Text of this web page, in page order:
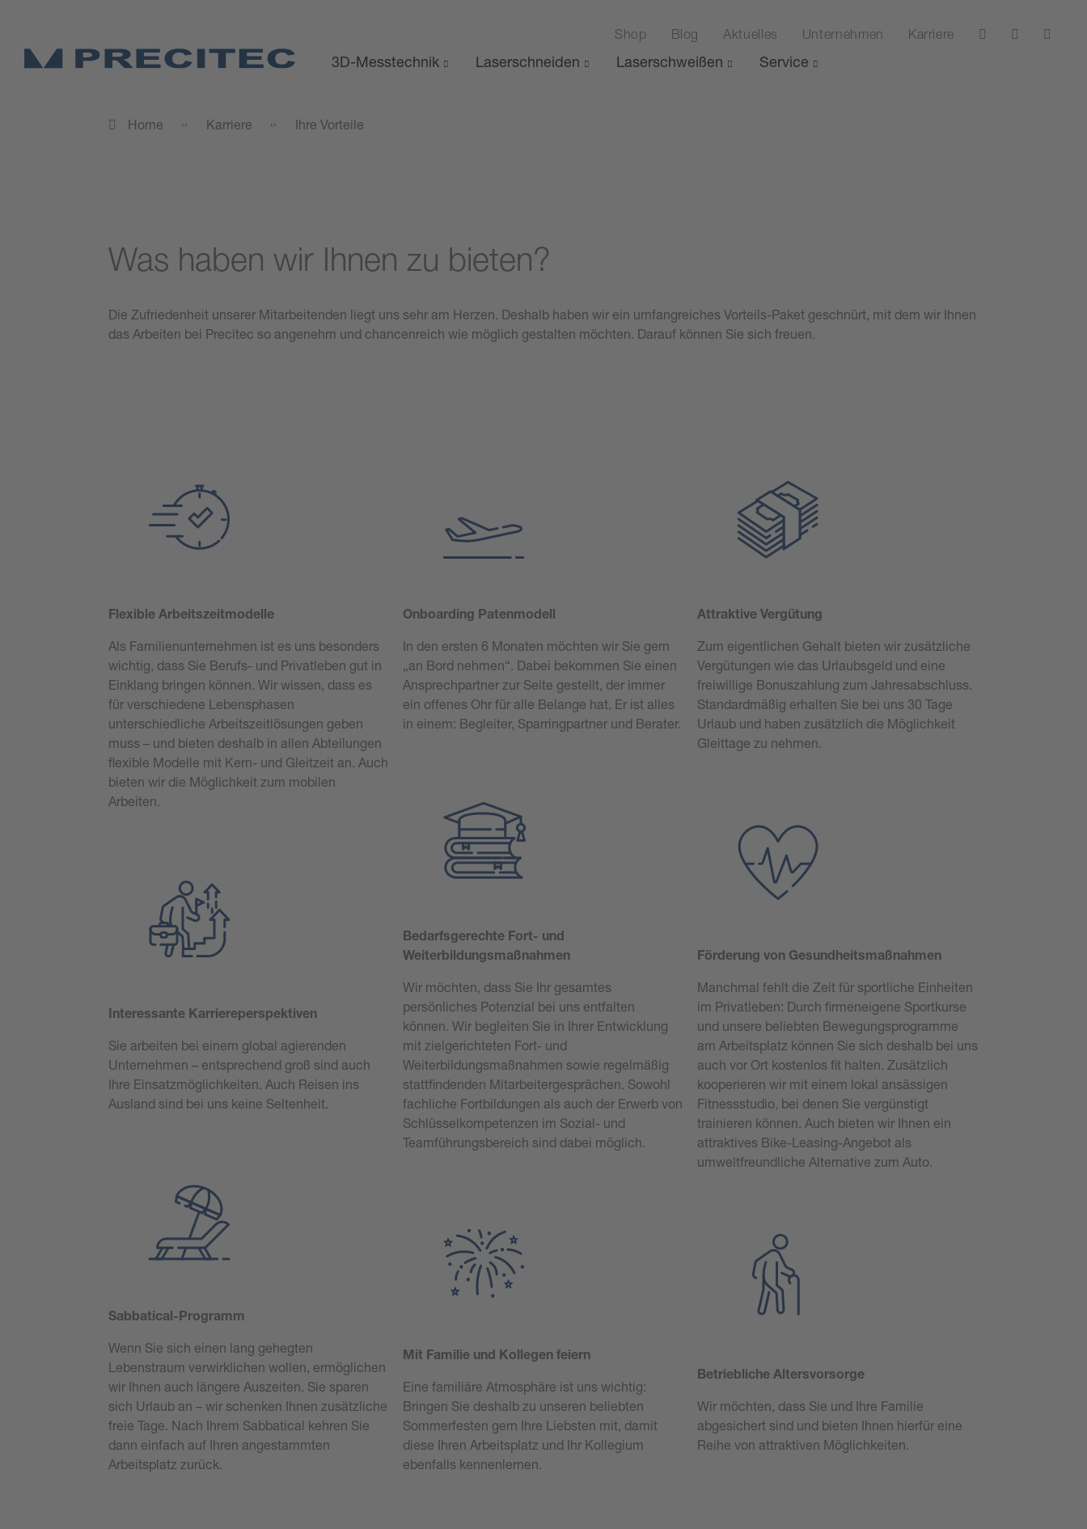
Shop Blog Aktuelles Unternehmen Karriere
3D-Messtechnik Laserschneiden Laserschweißen Service
Home Karriere Ihre Vorteile
Was haben wir Ihnen zu bieten?
Die Zufriedenheit unserer Mitarbeitenden liegt uns sehr am Herzen. Deshalb haben wir ein umfangreiches Vorteils-Paket geschnürt, mit dem wir Ihnen
das Arbeiten bei Precitec so angenehm und chancenreich wie möglich gestalten möchten. Darauf können Sie sich freuen.
Flexible Arbeitszeitmodelle
Als Familienunternehmen ist es uns besonders
wichtig, dass Sie Berufs- und Privatleben gut in
Einklang bringen können. Wir wissen, dass es
für verschiedene Lebensphasen
unterschiedliche Arbeitszeitlösungen geben
muss – und bieten deshalb in allen Abteilungen
flexible Modelle mit Kern- und Gleitzeit an. Auch
bieten wir die Möglichkeit zum mobilen
Arbeiten.
Interessante Karriereperspektiven
Sie arbeiten bei einem global agierenden
Unternehmen – entsprechend groß sind auch
Ihre Einsatzmöglichkeiten. Auch Reisen ins
Ausland sind bei uns keine Seltenheit.
Sabbatical-Programm
Wenn Sie sich einen lang gehegten
Lebenstraum verwirklichen wollen, ermöglichen
wir Ihnen auch längere Auszeiten. Sie sparen
sich Urlaub an – wir schenken Ihnen zusätzliche
freie Tage. Nach Ihrem Sabbatical kehren Sie
dann einfach auf Ihren angestammten
Arbeitsplatz zurück.
Onboarding Patenmodell
In den ersten 6 Monaten möchten wir Sie gern
„an Bord nehmen“. Dabei bekommen Sie einen
Ansprechpartner zur Seite gestellt, der immer
ein offenes Ohr für alle Belange hat. Er ist alles
in einem: Begleiter, Sparringpartner und Berater.
Bedarfsgerechte Fort- und
Weiterbildungsmaßnahmen
Wir möchten, dass Sie Ihr gesamtes
persönliches Potenzial bei uns entfalten
können. Wir begleiten Sie in Ihrer Entwicklung
mit zielgerichteten Fort- und
Weiterbildungsmaßnahmen sowie regelmäßig
stattfindenden Mitarbeitergesprächen. Sowohl
fachliche Fortbildungen als auch der Erwerb von
Schlüsselkompetenzen im Sozial- und
Teamführungsbereich sind dabei möglich.
Mit Familie und Kollegen feiern
Eine familiäre Atmosphäre ist uns wichtig:
Bringen Sie deshalb zu unseren beliebten
Sommerfesten gern Ihre Liebsten mit, damit
diese Ihren Arbeitsplatz und Ihr Kollegium
ebenfalls kennenlernen.
Attraktive Vergütung
Zum eigentlichen Gehalt bieten wir zusätzliche
Vergütungen wie das Urlaubsgeld und eine
freiwillige Bonuszahlung zum Jahresabschluss.
Standardmäßig erhalten Sie bei uns 30 Tage
Urlaub und haben zusätzlich die Möglichkeit
Gleittage zu nehmen.
Förderung von Gesundheitsmaßnahmen
Manchmal fehlt die Zeit für sportliche Einheiten
im Privatleben: Durch firmeneigene Sportkurse
und unsere beliebten Bewegungsprogramme
am Arbeitsplatz können Sie sich deshalb bei uns
auch vor Ort kostenlos fit halten. Zusätzlich
kooperieren wir mit einem lokal ansässigen
Fitnessstudio, bei denen Sie vergünstigt
trainieren können. Auch bieten wir Ihnen ein
attraktives Bike-Leasing-Angebot als
umweltfreundliche Alternative zum Auto.
Betriebliche Altersvorsorge
Wir möchten, dass Sie und Ihre Familie
abgesichert sind und bieten Ihnen hierfür eine
Reihe von attraktiven Möglichkeiten.